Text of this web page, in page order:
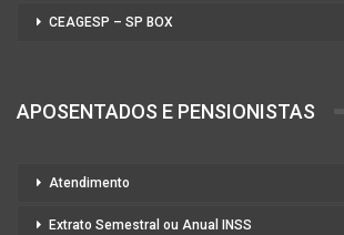
CEAGESP – SP BOX
APOSENTADOS E PENSIONISTAS
Atendimento
Extrato Semestral ou Anual INSS